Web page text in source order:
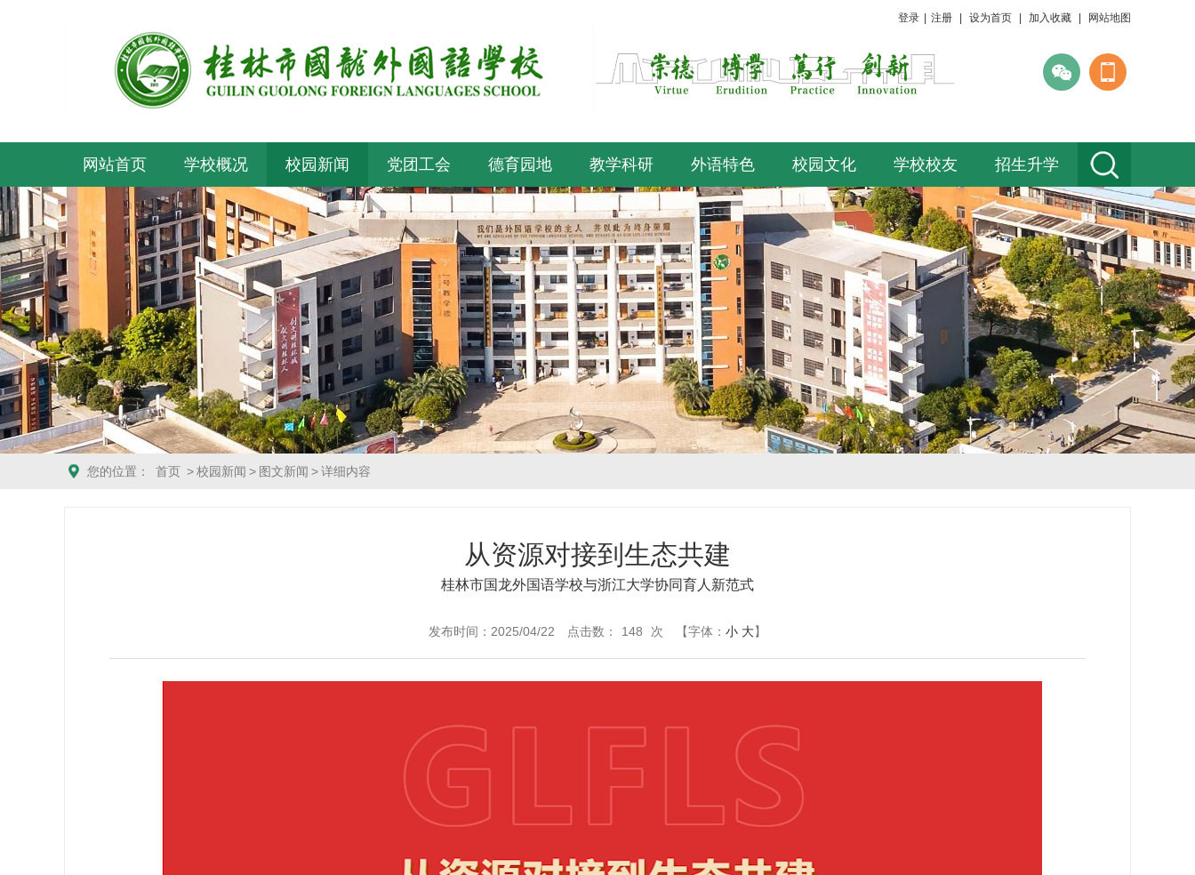
登录 注册 设为首页 加入收藏 网站地图
网站首页 学校概况 校园新闻 党团工会 德育园地 教学科研 外语特色 校园文化 学校校友 招生升学
您的位置： 首页 >校园新闻 > 图文新闻 >详细内容
从资源对接到生态共建
桂林市国龙外国语学校与浙江大学协同育人新范式
发布时间：2025/04/22 点击数： 148 次 【字体： 小 大】